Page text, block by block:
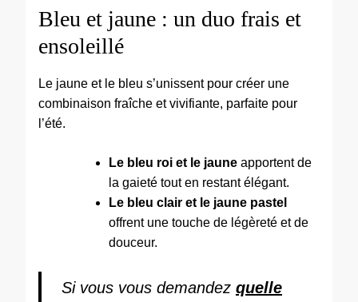
Bleu et jaune : un duo frais et
ensoleillé
Le jaune et le bleu s’unissent pour créer une
combinaison fraîche et vivifiante, parfaite pour
l’été.
Le bleu roi et le jaune apportent de
la gaieté tout en restant élégant.
Le bleu clair et le jaune pastel
offrent une touche de légèreté et de
douceur.
Si vous vous demandez quelle